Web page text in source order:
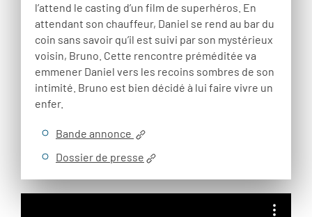
l’attend le casting d’un film de superhéros. En
attendant son chauffeur, Daniel se rend au bar du
coin sans savoir qu’il est suivi par son mystérieux
voisin, Bruno. Cette rencontre préméditée va
emmener Daniel vers les recoins sombres de son
intimité. Bruno est bien décidé à lui faire vivre un
enfer.
Bande annonce
Dossier de presse